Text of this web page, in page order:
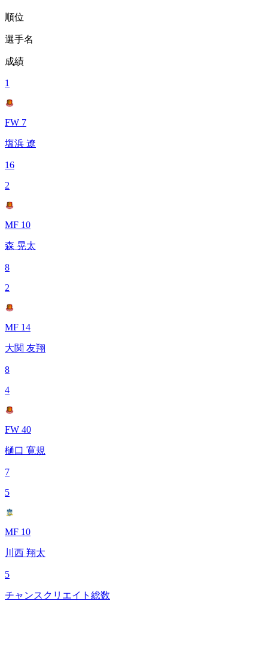
順位
選手名
成績
1
FW 7
塩浜 遼
16
2
MF 10
森 晃太
8
2
MF 14
大関 友翔
8
4
FW 40
樋口 寛規
7
5
MF 10
川西 翔太
5
チャンスクリエイト総数